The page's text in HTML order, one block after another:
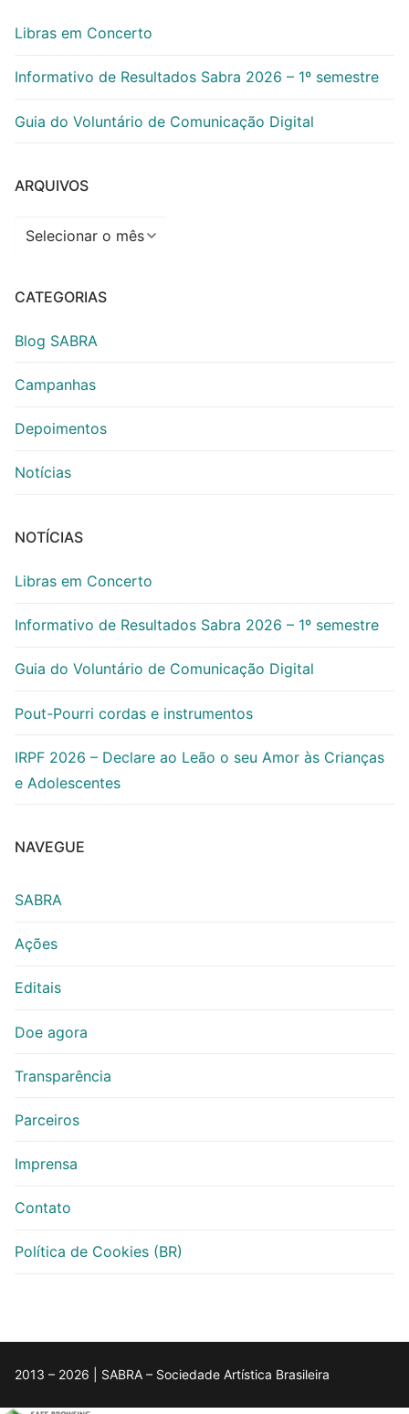
Libras em Concerto
Informativo de Resultados Sabra 2026 – 1º semestre
Guia do Voluntário de Comunicação Digital
ARQUIVOS
Arquivos
CATEGORIAS
Blog SABRA
Campanhas
Depoimentos
Notícias
NOTÍCIAS
Libras em Concerto
Informativo de Resultados Sabra 2026 – 1º semestre
Guia do Voluntário de Comunicação Digital
Pout-Pourri cordas e instrumentos
IRPF 2026 – Declare ao Leão o seu Amor às Crianças
e Adolescentes
NAVEGUE
SABRA
Ações
Editais
Doe agora
Transparência
Parceiros
Imprensa
Contato
Política de Cookies (BR)
2013 – 2026 | SABRA – Sociedade Artística Brasileira